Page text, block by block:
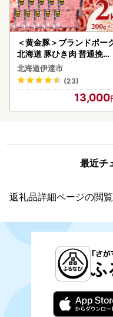
＜黄金豚＞ブランドポー
北海道 豚ひき肉 普通挽き
200g 10パック 計2kg
北海道伊達市
(23)
13,000
最近チ
返礼品詳細ページの閲